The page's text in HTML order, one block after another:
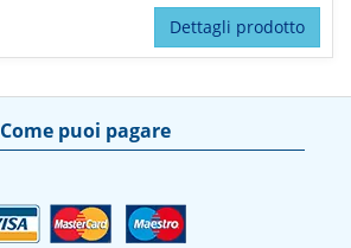
Dettagli prodotto
Come puoi pagare